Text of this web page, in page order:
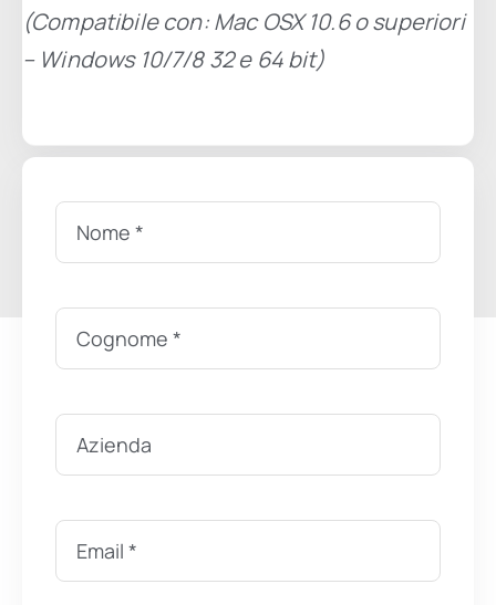
(Compatibile con: Mac OSX 10.6 o superiori
– Windows 10/7/8 32 e 64 bit)